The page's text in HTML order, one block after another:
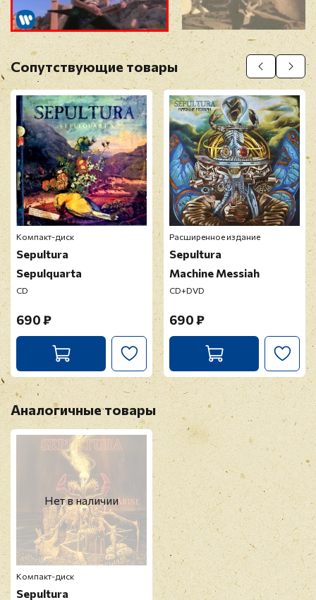
Прикрепить фото
Оставить отзыв
Перед публикацией отзывы проходят
модерацию
Сопутствующие товары
Компакт-диск
Sepultura
Sepulquarta
CD
690 ₽
Расширенное издание
Sepultura
Machine Messiah
CD+DVD
690 ₽
Аналогичные товары
Нет в наличии
Компакт-диск
Sepultura